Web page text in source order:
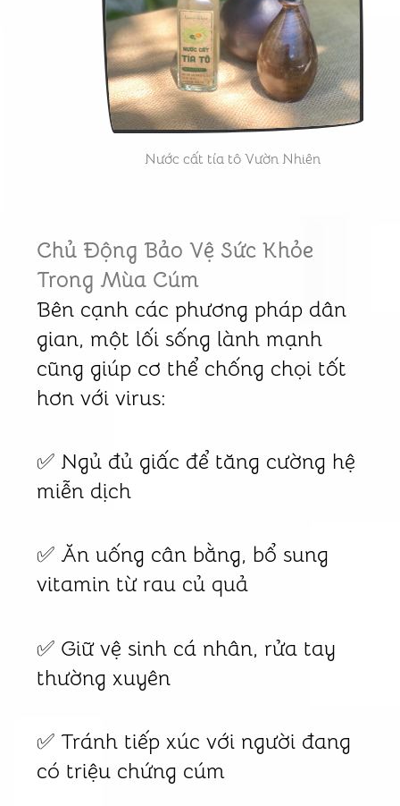
Nước cất tía tô Vườn Nhiên
Chủ Động Bảo Vệ Sức Khỏe
Trong Mùa Cúm
Bên cạnh các phương pháp dân
gian, một lối sống lành mạnh
cũng giúp cơ thể chống chọi tốt
hơn với virus:
✅ Ngủ đủ giấc để tăng cường hệ
miễn dịch
✅ Ăn uống cân bằng, bổ sung
vitamin từ rau củ quả
✅ Giữ vệ sinh cá nhân, rửa tay
thường xuyên
✅ Tránh tiếp xúc với người đang
có triệu chứng cúm